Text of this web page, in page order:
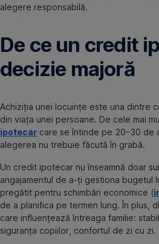
alegere responsabilă.
De ce un credit
decizie majoră
Achiziția unei locuințe este una dintre
din viața unei persoane. De cele mai
ipotecar care se întinde pe 20–30 de
alegerea nu trebuie făcută în grabă.
Un credit ipotecar nu înseamnă doar
angajamentul de a-ți gestiona bugetul
pregătit pentru schimbări economice (
de a planifica pe termen lung. În plus,
care influențează întreaga familie:
siguranța copiilor, confortul de zi cu zi.